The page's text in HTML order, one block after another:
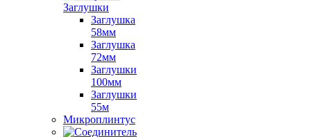
Заглушки
Заглушка
58мм
Заглушка
72мм
Заглушки
100мм
Заглушки
55м
Микроплинтус